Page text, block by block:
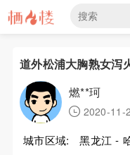
道外松浦大胸熟女泻
燃**珂
2020-11-
城市区域:
黑龙江 -